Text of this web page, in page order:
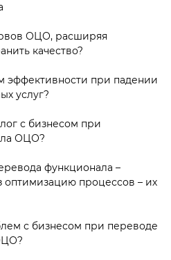
ОЦО, расширяя
качество?
эффективности при падении
услуг?
с бизнесом при
ОЦО?
функционала –
процессов – их
с бизнесом при переводе